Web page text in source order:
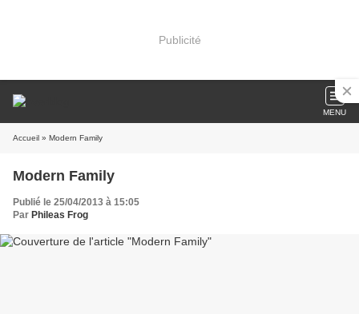
Publicité
MENU
Accueil » Modern Family
Modern Family
Publié le 25/04/2013 à 15:05
Par Phileas Frog